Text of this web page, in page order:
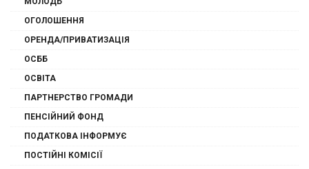
ОГОЛОШЕННЯ
ОРЕНДА/ПРИВАТИЗАЦІЯ
ОСББ
ОСВІТА
ПАРТНЕРСТВО ГРОМАДИ
ПЕНСІЙНИЙ ФОНД
ПОДАТКОВА ІНФОРМУЄ
ПОСТІЙНІ КОМІСІЇ